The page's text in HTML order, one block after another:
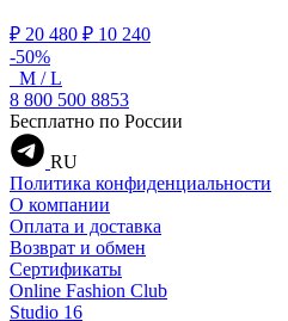
₽ 20 480 ₽ 10 240
-50%
M / L
8 800 500 8853
Бесплатно по России
RU
Политика конфиденциальности
О компании
Оплата и доставка
Возврат и обмен
Сертификаты
Online Fashion Club
Studio 16